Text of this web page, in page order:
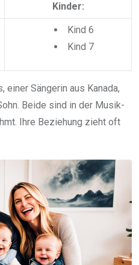
Kinder:
Kind 6
Kind 7
einer Sängerin aus Kanada,
Beide sind in der Musik-
Ihre Beziehung zieht oft